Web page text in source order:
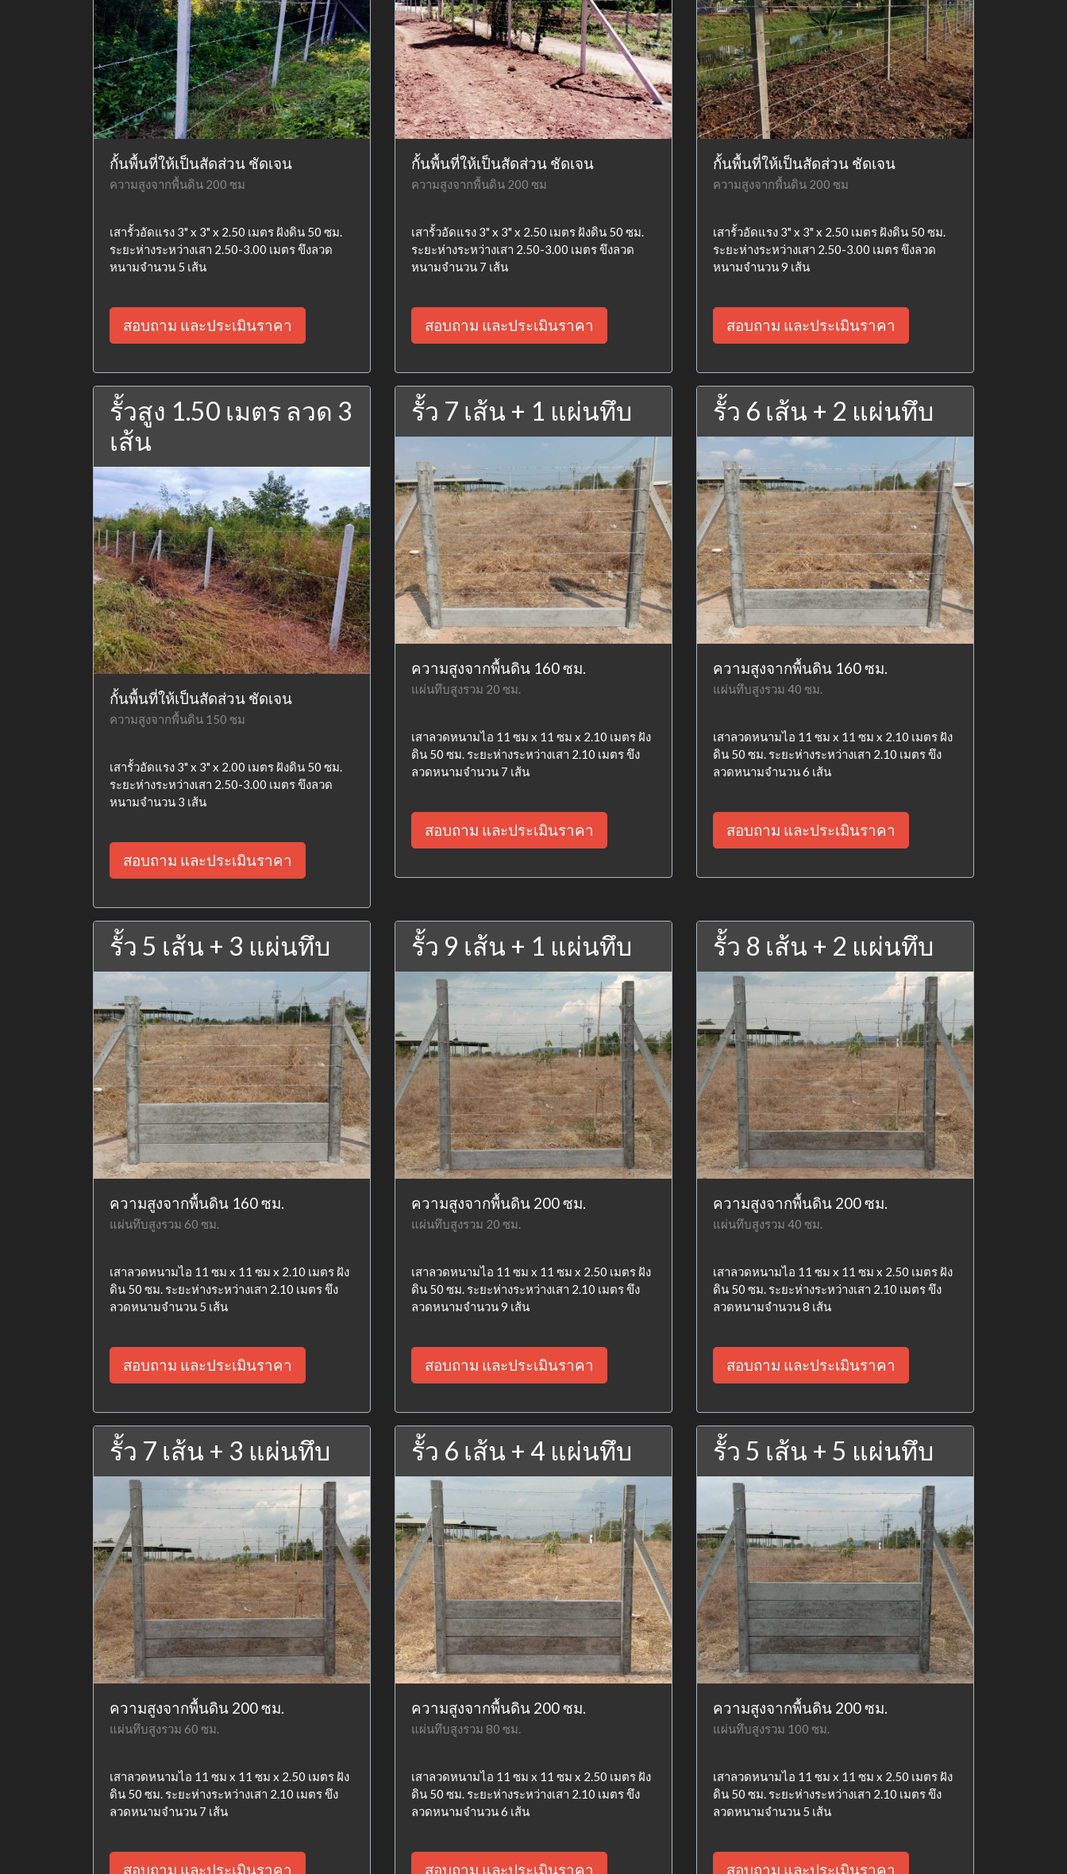
กั้นพื้นที่ให้เป็นสัดส่วน ชัดเจน
ความสูงจากพื้นดิน 200 ซม
เสารั้วอัดแรง 3" x 3" x 2.50 เมตร ฝังดิน 50 ซม.
ระยะห่างระหว่างเสา 2.50-3.00 เมตร ขึงลวด
หนามจำนวน 5 เส้น
สอบถาม และประเมินราคา
กั้นพื้นที่ให้เป็นสัดส่วน ชัดเจน
ความสูงจากพื้นดิน 200 ซม
เสารั้วอัดแรง 3" x 3" x 2.50 เมตร ฝังดิน 50 ซม.
ระยะห่างระหว่างเสา 2.50-3.00 เมตร ขึงลวด
หนามจำนวน 7 เส้น
สอบถาม และประเมินราคา
กั้นพื้นที่ให้เป็นสัดส่วน ชัดเจน
ความสูงจากพื้นดิน 200 ซม
เสารั้วอัดแรง 3" x 3" x 2.50 เมตร ฝังดิน 50 ซม.
ระยะห่างระหว่างเสา 2.50-3.00 เมตร ขึงลวด
หนามจำนวน 9 เส้น
สอบถาม และประเมินราคา
รั้วสูง 1.50 เมตร ลวด 3
เส้น
กั้นพื้นที่ให้เป็นสัดส่วน ชัดเจน
ความสูงจากพื้นดิน 150 ซม
เสารั้วอัดแรง 3" x 3" x 2.00 เมตร ฝังดิน 50 ซม.
ระยะห่างระหว่างเสา 2.50-3.00 เมตร ขึงลวด
หนามจำนวน 3 เส้น
สอบถาม และประเมินราคา
รั้ว 7 เส้น + 1 แผ่นทึบ
ความสูงจากพื้นดิน 160 ซม.
แผ่นทึบสูงรวม 20 ซม.
เสาลวดหนามไอ 11 ซม x 11 ซม x 2.10 เมตร ฝัง
ดิน 50 ซม. ระยะห่างระหว่างเสา 2.10 เมตร ขึง
ลวดหนามจำนวน 7 เส้น
สอบถาม และประเมินราคา
รั้ว 6 เส้น + 2 แผ่นทึบ
ความสูงจากพื้นดิน 160 ซม.
แผ่นทึบสูงรวม 40 ซม.
เสาลวดหนามไอ 11 ซม x 11 ซม x 2.10 เมตร ฝัง
ดิน 50 ซม. ระยะห่างระหว่างเสา 2.10 เมตร ขึง
ลวดหนามจำนวน 6 เส้น
สอบถาม และประเมินราคา
รั้ว 5 เส้น + 3 แผ่นทึบ
ความสูงจากพื้นดิน 160 ซม.
แผ่นทึบสูงรวม 60 ซม.
เสาลวดหนามไอ 11 ซม x 11 ซม x 2.10 เมตร ฝัง
ดิน 50 ซม. ระยะห่างระหว่างเสา 2.10 เมตร ขึง
ลวดหนามจำนวน 5 เส้น
สอบถาม และประเมินราคา
รั้ว 9 เส้น + 1 แผ่นทึบ
ความสูงจากพื้นดิน 200 ซม.
แผ่นทึบสูงรวม 20 ซม.
เสาลวดหนามไอ 11 ซม x 11 ซม x 2.50 เมตร ฝัง
ดิน 50 ซม. ระยะห่างระหว่างเสา 2.10 เมตร ขึง
ลวดหนามจำนวน 9 เส้น
สอบถาม และประเมินราคา
รั้ว 8 เส้น + 2 แผ่นทึบ
ความสูงจากพื้นดิน 200 ซม.
แผ่นทึบสูงรวม 40 ซม.
เสาลวดหนามไอ 11 ซม x 11 ซม x 2.50 เมตร ฝัง
ดิน 50 ซม. ระยะห่างระหว่างเสา 2.10 เมตร ขึง
ลวดหนามจำนวน 8 เส้น
สอบถาม และประเมินราคา
รั้ว 7 เส้น + 3 แผ่นทึบ
ความสูงจากพื้นดิน 200 ซม.
แผ่นทึบสูงรวม 60 ซม.
เสาลวดหนามไอ 11 ซม x 11 ซม x 2.50 เมตร ฝัง
ดิน 50 ซม. ระยะห่างระหว่างเสา 2.10 เมตร ขึง
ลวดหนามจำนวน 7 เส้น
สอบถาม และประเมินราคา
รั้ว 6 เส้น + 4 แผ่นทึบ
ความสูงจากพื้นดิน 200 ซม.
แผ่นทึบสูงรวม 80 ซม.
เสาลวดหนามไอ 11 ซม x 11 ซม x 2.50 เมตร ฝัง
ดิน 50 ซม. ระยะห่างระหว่างเสา 2.10 เมตร ขึง
ลวดหนามจำนวน 6 เส้น
สอบถาม และประเมินราคา
รั้ว 5 เส้น + 5 แผ่นทึบ
ความสูงจากพื้นดิน 200 ซม.
แผ่นทึบสูงรวม 100 ซม.
เสาลวดหนามไอ 11 ซม x 11 ซม x 2.50 เมตร ฝัง
ดิน 50 ซม. ระยะห่างระหว่างเสา 2.10 เมตร ขึง
ลวดหนามจำนวน 5 เส้น
สอบถาม และประเมินราคา